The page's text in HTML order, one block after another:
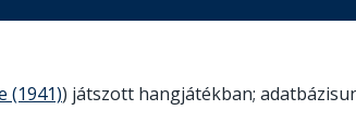
(1941)) játszott hangjátékban;